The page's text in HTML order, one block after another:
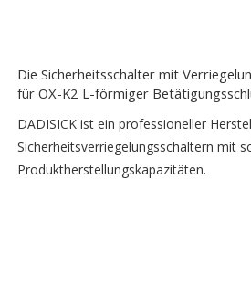
Die Sicherheitsschalter mit
für OX-K2 L-förmiger
DADISICK ist ein professioneller
Sicherheitsverriegelungsschaltern mit
Produktherstellungskapazitäten.